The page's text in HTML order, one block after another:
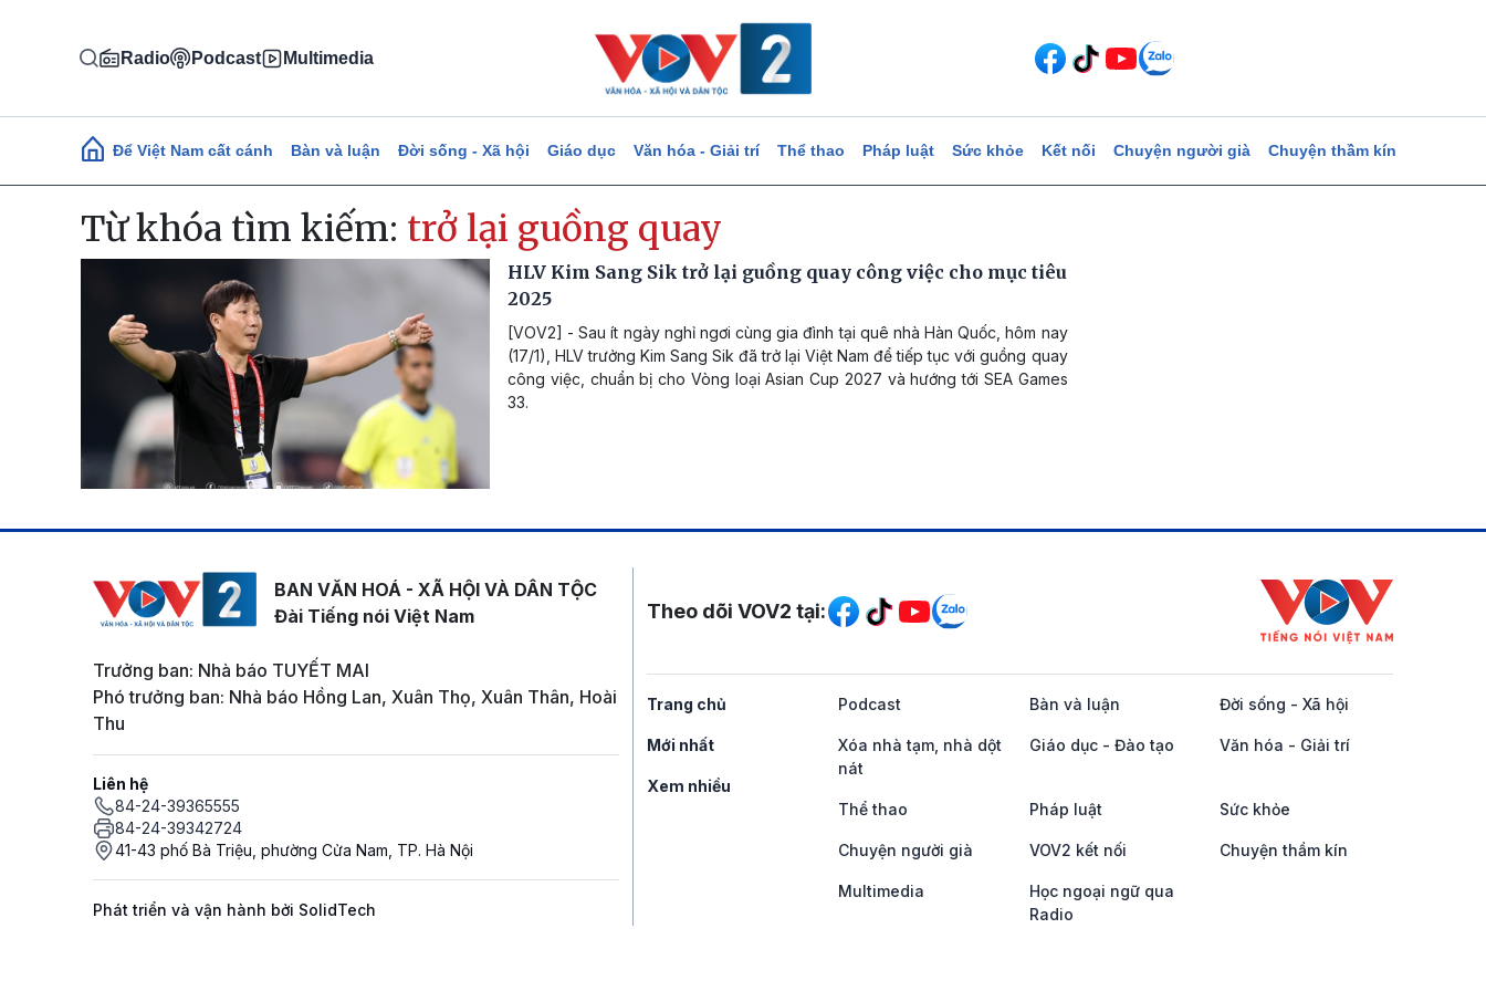
Radio Podcast Multimedia
Main navigation
Để Việt Nam cất cánh Bàn và luận Đời sống - Xã hội Giáo dục Văn hóa - Giải trí Thể thao Pháp luật Sức khỏe Kết nối Chuyện người già Chuyện thầm kín
Từ khóa tìm kiếm: trở lại guồng quay
HLV Kim Sang Sik trở lại guồng quay công việc cho mục tiêu
2025
[VOV2] - Sau ít ngày nghỉ ngơi cùng gia đình tại quê nhà Hàn Quốc, hôm nay
(17/1), HLV trưởng Kim Sang Sik đã trở lại Việt Nam để tiếp tục với guồng quay
công việc, chuẩn bị cho Vòng loại Asian Cup 2027 và hướng tới SEA Games
33.
BAN VĂN HOÁ - XÃ HỘI VÀ DÂN TỘC
Đài Tiếng nói Việt Nam
Trưởng ban: Nhà báo TUYẾT MAI
Phó trưởng ban: Nhà báo Hồng Lan, Xuân Thọ, Xuân Thân, Hoài
Thu
Liên hệ
84-24-39365555
84-24-39342724
41-43 phố Bà Triệu, phường Cửa Nam, TP. Hà Nội
Phát triển và vận hành bởi SolidTech
Mạng xã hội
Theo dõi VOV2 tại:
Trang chủ
Mới nhất
Xem nhiều
Podcast Bàn và luận Đời sống - Xã hội
Xóa nhà tạm, nhà dột
nát
Giáo dục - Đào tạo Văn hóa - Giải trí
Thể thao Pháp luật Sức khỏe
Chuyện người già VOV2 kết nối Chuyện thầm kín
Multimedia
Học ngoại ngữ qua
Radio